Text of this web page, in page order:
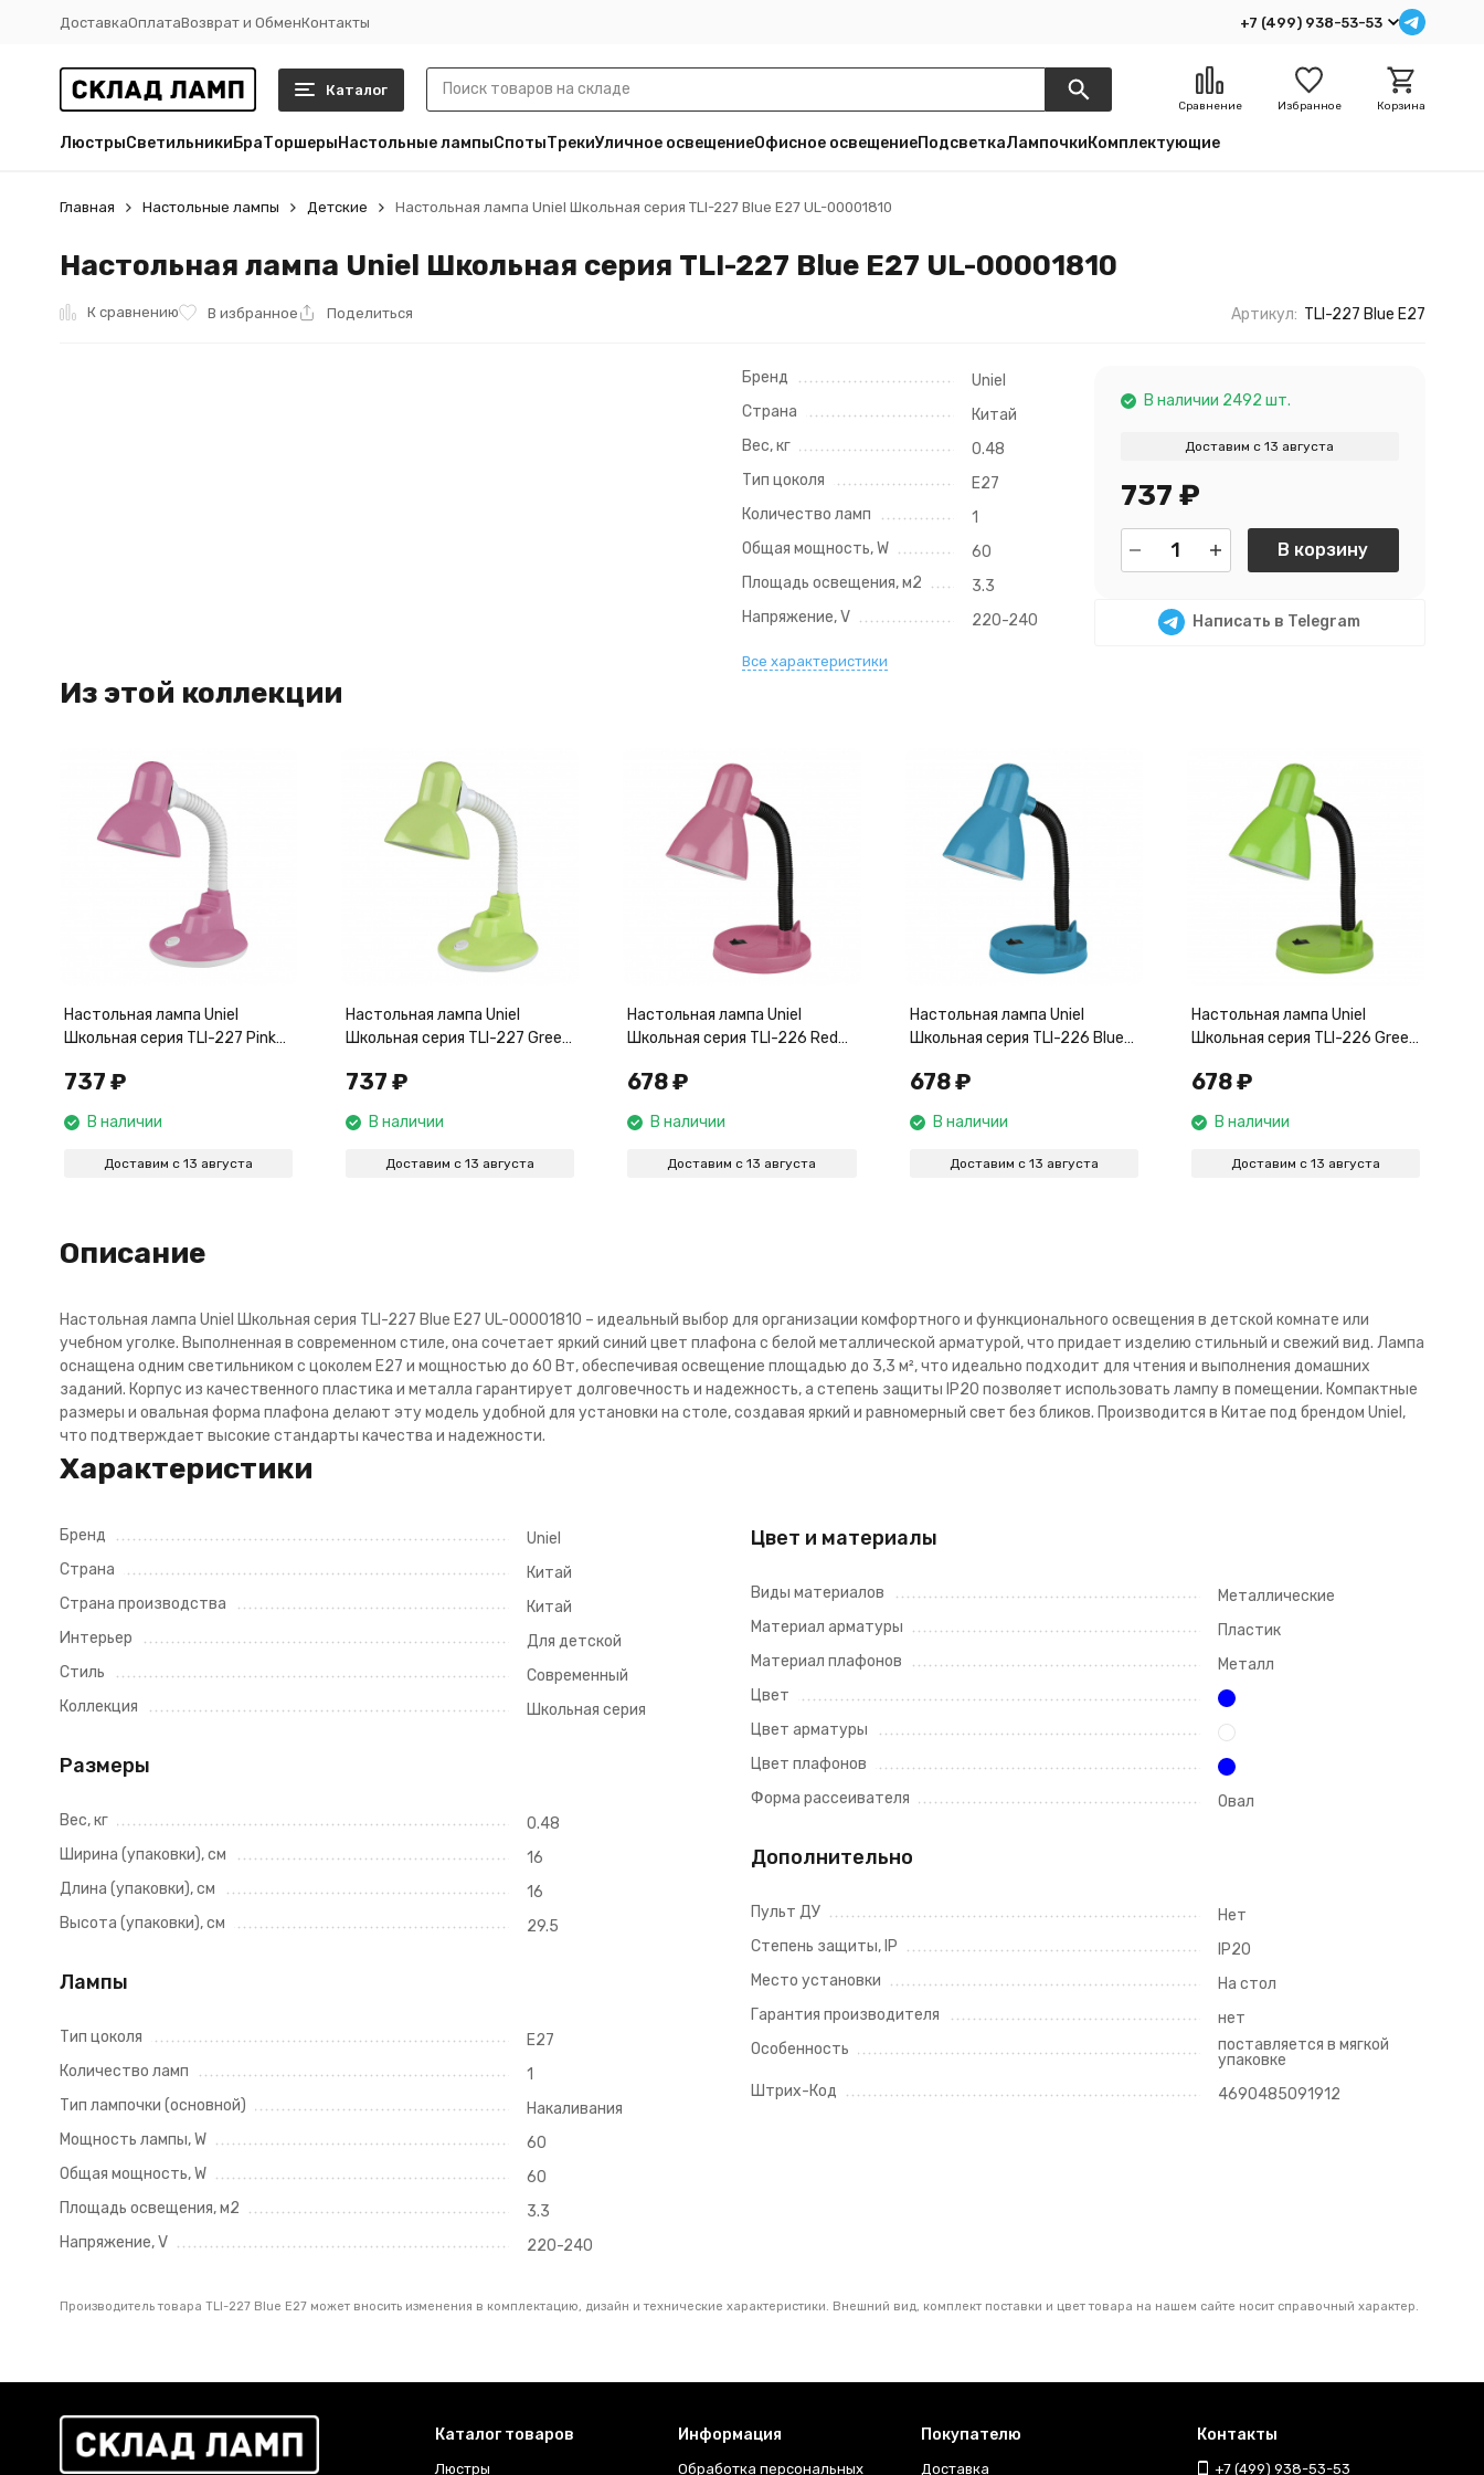
ДоставкаОплатаВозврат и ОбменКонтакты +7 (499) 938-53-53
Каталог
Сравнение Избранное Корзина
ЛюстрыСветильникиБраТоршерыНастольные лампыСпотыТрекиУличное освещениеОфисное освещениеПодсветкаЛампочкиКомплектующие
Главная Настольные лампы Детские Настольная лампа Uniel Школьная серия TLI-227 Blue E27 UL-00001810
Настольная лампа Uniel Школьная серия TLI-227 Blue E27 UL-00001810
К сравнению В избранное Поделиться Артикул: TLI-227 Blue E27
Бренд
Uniel
Страна
Китай
Вес, кг
0.48
Тип цоколя
E27
Количество ламп
1
Общая мощность, W
60
Площадь освещения, м2
3.3
Напряжение, V
220-240
Все характеристики
В наличии 2492 шт.
Доставим с 13 августа
737 ₽
В корзину
Написать в Telegram
Из этой коллекции
Настольная лампа Uniel
Школьная серия TLI-227 Pink
737 ₽
В наличии
Доставим с 13 августа
Настольная лампа Uniel
Школьная серия TLI-227 Green
737 ₽
В наличии
Доставим с 13 августа
Настольная лампа Uniel
Школьная серия TLI-226 Red
678₽
В наличии
Доставим с 13 августа
Настольная лампа Uniel
Школьная серия TLI-226 Blue
678₽
В наличии
Доставим с 13 августа
Настольная лампа Uniel
Школьная серия TLI-226 Green
678₽
В наличии
Доставим с 13 августа
Описание
Настольная лампа Uniel Школьная серия TLI-227 Blue E27 UL-00001810 – идеальный выбор для организации комфортного и функционального освещения в детской комнате или
учебном уголке. Выполненная в современном стиле, она сочетает яркий синий цвет плафона с белой металлической арматурой, что придает изделию стильный и свежий вид. Лампа
оснащена одним светильником с цоколем E27 и мощностью до 60 Вт, обеспечивая освещение площадью до 3,3 м², что идеально подходит для чтения и выполнения домашних
заданий. Корпус из качественного пластика и металла гарантирует долговечность и надежность, а степень защиты IP20 позволяет использовать лампу в помещении. Компактные
размеры и овальная форма плафона делают эту модель удобной для установки на столе, создавая яркий и равномерный свет без бликов. Производится в Китае под брендом Uniel,
что подтверждает высокие стандарты качества и надежности.
Характеристики
Бренд
Uniel
Страна
Китай
Страна производства
Китай
Интерьер
Для детской
Стиль
Современный
Коллекция
Школьная серия
Размеры
Вес, кг
0.48
Ширина (упаковки), см
16
Длина (упаковки), см
16
Высота (упаковки), см
29.5
Лампы
Тип цоколя
E27
Количество ламп
1
Тип лампочки (основной)
Накаливания
Мощность лампы, W
60
Общая мощность, W
60
Площадь освещения, м2
3.3
Напряжение, V
220-240
Цвет и материалы
Виды материалов
Металлические
Материал арматуры
Пластик
Материал плафонов
Металл
Цвет
Цвет арматуры
Цвет плафонов
Форма рассеивателя
Овал
Дополнительно
Пульт ДУ
Нет
Степень защиты, IP
IP20
Место установки
На стол
Гарантия производителя
нет
Особенность
поставляется в мягкой
упаковке
Штрих-Код
4690485091912
Производитель товара TLI-227 Blue E27 может вносить изменения в комплектацию, дизайн и технические характеристики. Внешний вид, комплект поставки и цвет товара на нашем сайте носит справочный характер.
Каталог товаров
Люстры
Информация
Обработка персональных
Покупателю
Доставка
Контакты
+7 (499) 938-53-53